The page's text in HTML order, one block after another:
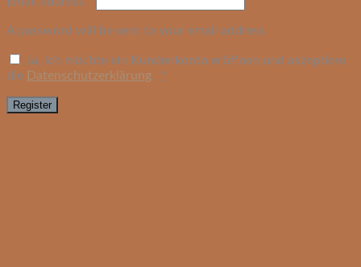
A password will be sent to your email address.
Ja, ich möchte ein Kundenkonto eröffnen und akzeptiere
die Datenschutzerklärung. *
Register